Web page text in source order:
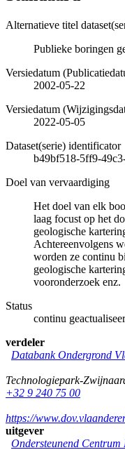
Alternatieve titel
Publieke boringen
Versiedatum
2002-05-22
Versiedatum
2022-05-05
Dataset(serie) identificator
b49bf518-5ff9-
Doel van vervaardiging
Het doel van elk
laag focust op het
geologische
Achtereenvolgens
worden ze continu
geologische
vooronderzoek enz.
Status
continu
verdeler
Databank Ondergrond
Technologiepark-
+32 9 240 75 00
https://
uitgever
Ondersteunend